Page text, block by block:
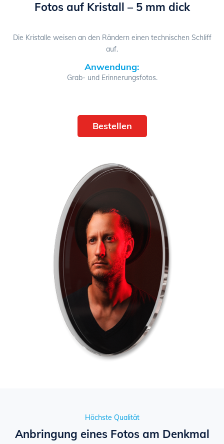
Fotos auf Kristall – 5 mm dick
Die Kristalle weisen an den Rändern einen technischen Schliff
auf.
Anwendung:
Grab- und Erinnerungsfotos.
Bestellen
Höchste Qualität
Anbringung eines Fotos am Denkmal